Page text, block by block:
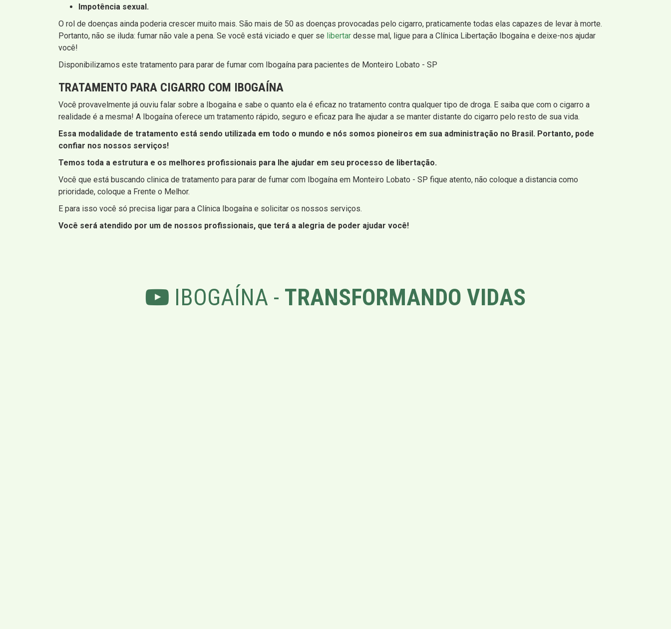
Impotência sexual.
O rol de doenças ainda poderia crescer muito mais. São mais de 50 as doenças provocadas pelo cigarro, praticamente todas elas capazes de levar à morte.
Portanto, não se iluda: fumar não vale a pena. Se você está viciado e quer se libertar desse mal, ligue para a Clínica Libertação Ibogaína e deixe-nos ajudar
você!
Disponibilizamos este tratamento para parar de fumar com Ibogaína para pacientes de Monteiro Lobato - SP
TRATAMENTO PARA CIGARRO COM IBOGAÍNA
Você provavelmente já ouviu falar sobre a Ibogaína e sabe o quanto ela é eficaz no tratamento contra qualquer tipo de droga. E saiba que com o cigarro a
realidade é a mesma! A Ibogaína oferece um tratamento rápido, seguro e eficaz para lhe ajudar a se manter distante do cigarro pelo resto de sua vida.
Essa modalidade de tratamento está sendo utilizada em todo o mundo e nós somos pioneiros em sua administração no Brasil. Portanto, pode
confiar nos nossos serviços!
Temos toda a estrutura e os melhores profissionais para lhe ajudar em seu processo de libertação.
Você que está buscando clinica de tratamento para parar de fumar com Ibogaína em Monteiro Lobato - SP fique atento, não coloque a distancia como
prioridade, coloque a Frente o Melhor.
E para isso você só precisa ligar para a Clínica Ibogaína e solicitar os nossos serviços.
Você será atendido por um de nossos profissionais, que terá a alegria de poder ajudar você!
IBOGAÍNA - TRANSFORMANDO VIDAS